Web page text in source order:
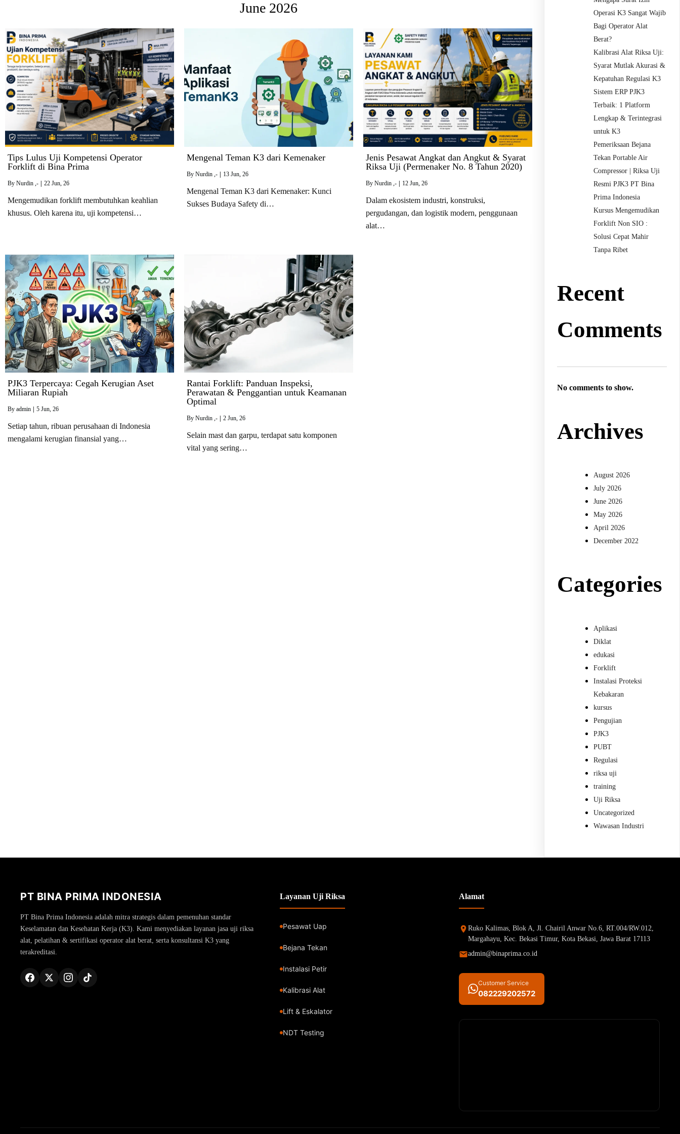
June 2026
Tips Lulus Uji Kompetensi Operator
Forklift di Bina Prima
By Nurdin ,- | 22 Jun, 26
Mengemudikan forklift membutuhkan keahlian
khusus. Oleh karena itu, uji kompetensi…
Mengenal Teman K3 dari Kemenaker
By Nurdin ,- | 13 Jun, 26
Mengenal Teman K3 dari Kemenaker: Kunci
Sukses Budaya Safety di…
Jenis Pesawat Angkat dan Angkut & Syarat
Riksa Uji (Permenaker No. 8 Tahun 2020)
By Nurdin ,- | 12 Jun, 26
Dalam ekosistem industri, konstruksi,
pergudangan, dan logistik modern, penggunaan
alat…
PJK3 Terpercaya: Cegah Kerugian Aset
Miliaran Rupiah
By admin 5 Jun, 26
Setiap tahun, ribuan perusahaan di Indonesia
mengalami kerugian finansial yang…
Rantai Forklift: Panduan Inspeksi,
Perawatan & Penggantian untuk Keamanan
Optimal
By Nurdin ,- 2 Jun, 26
Selain mast dan garpu, terdapat satu komponen
vital yang sering…
Operasi K3 Sangat Wajib
Bagi Operator Alat
Berat?
Kalibrasi Alat Riksa Uji:
Syarat Mutlak Akurasi &
Kepatuhan Regulasi K3
Sistem ERP PJK3
Terbaik: 1 Platform
Lengkap & Terintegrasi
untuk K3
Pemeriksaan Bejana
Tekan Portable Air
Compressor | Riksa Uji
Resmi PJK3 PT Bina
Prima Indonesia
Kursus Mengemudikan
Forklift Non SIO :
Solusi Cepat Mahir
Tanpa Ribet
Recent
Comments
No comments to show.
Archives
August 2026
July 2026
June 2026
May 2026
April 2026
December 2022
Categories
Aplikasi
Diklat
edukasi
Forklift
Instalasi Proteksi
Kebakaran
kursus
Pengujian
PJK3
PUBT
Regulasi
riksa uji
training
Uji Riksa
Uncategorized
Wawasan Industri
PT BINA PRIMA INDONESIA
PT Bina Prima Indonesia adalah mitra strategis dalam pemenuhan standar
Keselamatan dan Kesehatan Kerja (K3). Kami menyediakan layanan jasa uji riksa
alat, pelatihan & sertifikasi operator alat berat, serta konsultansi K3 yang
terakreditasi.
Layanan Uji Riksa
Pesawat Uap
Bejana Tekan
Instalasi Petir
Kalibrasi Alat
Lift & Eskalator
NDT Testing
Alamat
Ruko Kalimas, Blok A, Jl. Chairil Anwar No.6, RT.004/RW.012,
Margahayu, Kec. Bekasi Timur, Kota Bekasi, Jawa Barat 17113
admin@binaprima.co.id
Customer Service
082229202572